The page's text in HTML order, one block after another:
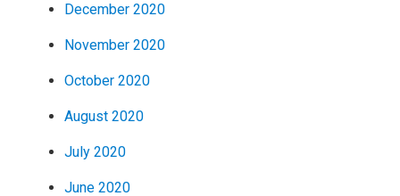
December 2020
November 2020
October 2020
August 2020
July 2020
June 2020